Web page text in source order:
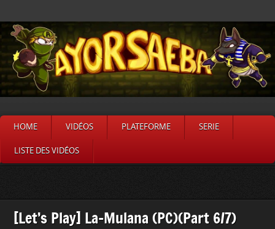
HOME VIDÉOS PLATEFORME SERIE
LISTE DES VIDÉOS
[Let’s Play] La-Mulana (PC)(Part 6/7)